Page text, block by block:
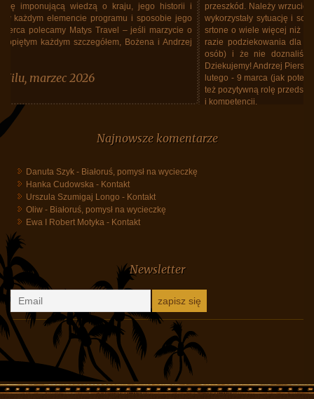
przeszkód. Należy wrzucić kamyk do ogródka Lotu. Linie bez skrupułów
wykorzystały sytuację i sobie od "repatriantów" zażyczyły za lot w jedną
srtone o wiele więcej niż przeciętnie się płaciło za lot w obie. W każdym
razie podziekowania dla Biura, że zajęło sie nami (a grupa spora, 40
osób) i że nie doznaliśmy żadnych niedogodnośći z tego powodu.
Dziekujemy! Andrzej Piersa - uczestnik wycieczki do Tajlandii w dniach 25
lutego - 9 marca (jak potem się okazało do 12 marca). Należy podkreślić
też pozytywną rolę przedstawiciela Biura, Maćka Grzegrzółki, siła spokoju
i kompetencji.
Najnowsze komentarze
Danuta Szyk-Białoruś, pomysł na wycieczkę
Ewa I Robert Motyka
Kontakt
Newsletter